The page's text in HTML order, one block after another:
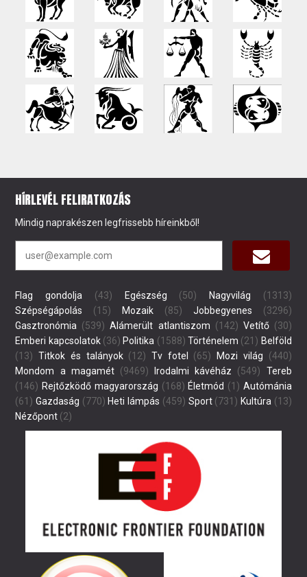
HÍRLEVÉL FELIRATKOZÁS
Mindig naprakészen legfrissebb híreinkből!
Flag gondolja (43) Egészség (50) Nagyvilág (1313)
Szépségápolás (15) Mozaik (85) Jobbegyenes (3296)
Gasztronómia (539) Alámerült atlantiszom (142) Vetítő(30)
Emberi kapcsolatok(36) Politika (1588) Történelem (21) Belföld
(13) Titkok és talányok(12) Tv fotel (65) Mozi világ (440)
Mondom a magamét(9469) Irodalmi kávéház (549)
Tereb
(146) Rejtőzködő magyarország (168) Életmód (1) Autómánia
(61) Gazdaság (770) Heti lámpás (459) Sport(731) Kultúra (13)
Nézőpont (2)